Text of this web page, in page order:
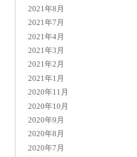
2021年8月
2021年7月
2021年4月
2021年3月
2021年2月
2021年1月
2020年11月
2020年10月
2020年9月
2020年8月
2020年7月